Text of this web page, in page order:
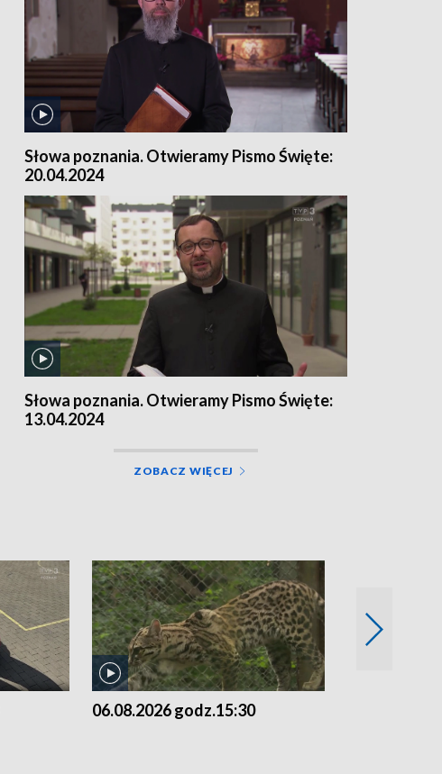
Słowa poznania. Otwieramy Pismo Święte:
20.04.2024
Słowa poznania. Otwieramy Pismo Święte:
13.04.2024
ZOBACZ WIĘCEJ
06.08.2026 godz.15:30